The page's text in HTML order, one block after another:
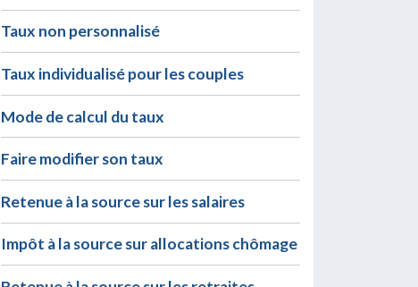
Taux non personnalisé
Taux individualisé pour les couples
Mode de calcul du taux
Faire modifier son taux
Retenue à la source sur les salaires
Impôt à la source sur allocations chômage